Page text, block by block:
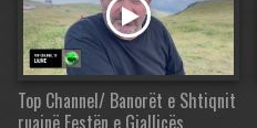
Top Channel/ Banorët e Shtiqnit
ruajnë Festën e Gjallicës,